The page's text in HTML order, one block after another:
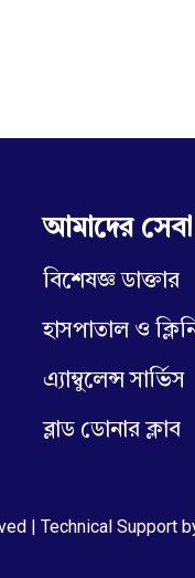
আমাদের
বিশেষজ্ঞ ডাক্তার
হাসপাতাল ও
এ্যাম্বুলেন্স সার্ভিস
ব্লাড ডোনার ক্লাব
| Technical Support